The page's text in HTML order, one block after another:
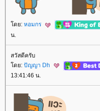
ดย: หอมกร
น.
สวัสดีครับ
ดย: ปัญญา Dh
13:41:46 น.